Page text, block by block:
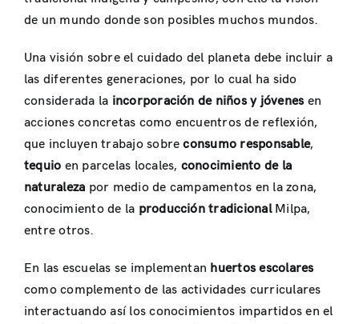
de un mundo donde son posibles muchos mundos.
Una visión sobre el cuidado del planeta debe incluir a
las diferentes generaciones, por lo cual ha sido
considerada la incorporación de niños y jóvenes en
acciones concretas como encuentros de reflexión,
que incluyen trabajo sobreconsumo responsable,
tequio en parcelas locales, conocimiento de la
naturaleza por medio de campamentos en la zona,
conocimiento de la producción tradicionalMilpa,
entre otros.
En las escuelas se implementan huertos escolares
como complemento de las actividades curriculares
interactuando así los conocimientos impartidos en el